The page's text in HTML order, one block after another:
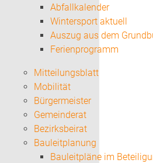
Abfallkalender
Wintersport aktuell
Auszug aus dem
Ferienprogramm
Mitteilungsblatt
Mobilität
Bürgermeister
Gemeinderat
Bezirksbeirat
Bauleitplanung
Bauleitpläne im